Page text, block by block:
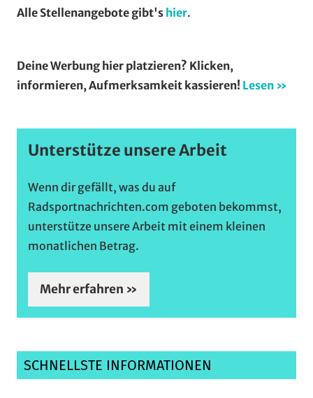
Alle Stellenangebote gibt's hier.
Deine Werbung hier platzieren? Klicken,
informieren, Aufmerksamkeit kassieren! Lesen »
Unterstütze unsere Arbeit
Wenn dir gefällt, was du auf
Radsportnachrichten.com geboten bekommst,
unterstütze unsere Arbeit mit einem kleinen
monatlichen Betrag.
Mehr erfahren »
SCHNELLSTE INFORMATIONEN